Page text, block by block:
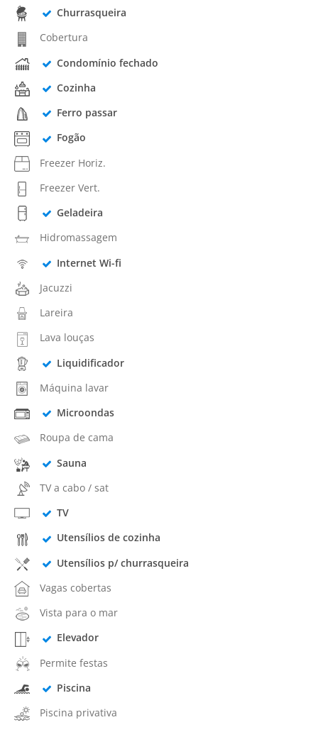
Churrasqueira
Cobertura
Condomínio fechado
Cozinha
Ferro passar
Fogão
Freezer Horiz.
Freezer Vert.
Geladeira
Hidromassagem
Internet Wi-fi
Jacuzzi
Lareira
Lava louças
Liquidificador
Máquina lavar
Microondas
Roupa de cama
Sauna
TV a cabo / sat
TV
Utensílios de cozinha
Utensílios p/ churrasqueira
Vagas cobertas
Vista para o mar
Elevador
Permite festas
Piscina
Piscina privativa